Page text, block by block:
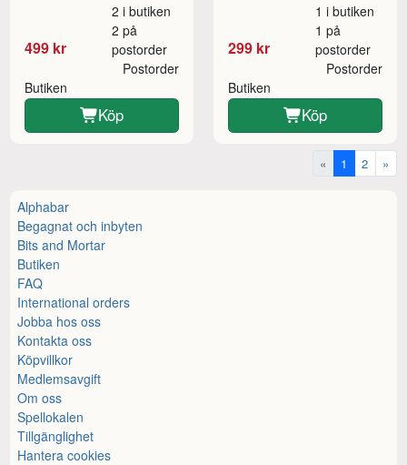
499 kr
2 i butiken
2 på
postorder
Butiken
Postorder
Köp
299 kr
1 i butiken
1 på
postorder
Butiken
Postorder
Köp
« 1 2 »
Alphabar
Begagnat och inbyten
Bits and Mortar
Butiken
FAQ
International orders
Jobba hos oss
Kontakta oss
Köpvillkor
Medlemsavgift
Om oss
Spellokalen
Tillgänglighet
Hantera cookies